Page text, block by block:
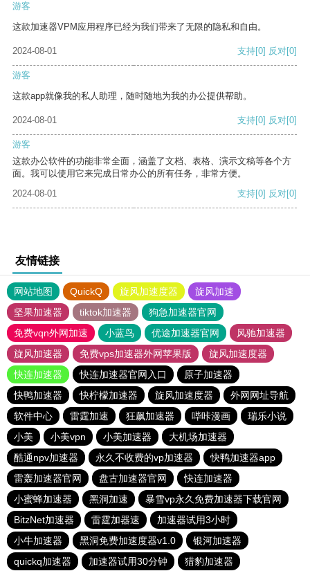
游客
这款加速器VPM应用程序已经为我们带来了无限的隐私和自由。
2024-08-01 支持[0] 反对[0]
游客
这款app就像我的私人助理，随时随地为我的办公提供帮助。
2024-08-01 支持[0] 反对[0]
游客
这款办公软件的功能非常全面，涵盖了文档、表格、演示文稿等各个方
面。我可以使用它来完成日常办公的所有任务，非常方便。
2024-08-01
支持[0] 反对[0]
友情链接
网站地图 QuickQ 旋风加速度器
旋风加速
坚果加速器
tiktok加速器
狗急加速器官网
免费vqn外网加速
小蓝鸟 优途加速器官网
风驰加速器
旋风加速器
免费vps加速器外网苹果版
旋风加速度器
快连加速器
快连加速器官网入口
原子加速器
快鸭加速器
快柠檬加速器 旋风加速度器
外网网址导航
软件中心
雷霆加速 狂飙加速器 哔咔漫画
瑞乐小说
小美
小美vpn 小美加速器
大机场加速器
酷通npv加速器
永久不收费的vp加速器
快鸭加速器app
雷轰加速器官网
盘古加速器官网
快连加速器
小蜜蜂加速器
黑洞加速
暴雪vp永久免费加速器下载官网
BitzNet加速器
雷霆加器速
加速器试用3小时
小牛加速器
黑洞免费加速度器v1.0
银河加速器
quickq加速器
加速器试用30分钟 猎豹加速器